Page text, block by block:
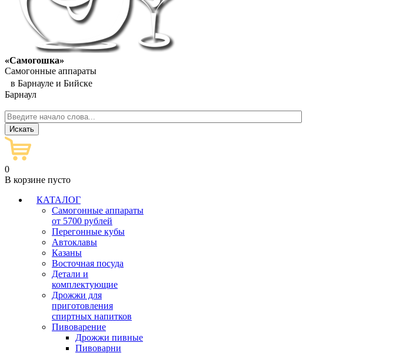
«Самогошка»
Самогонные аппараты
в Барнауле и Бийске
Барнаул
0
В корзине пусто
КАТАЛОГ
Самогонные аппараты
от 5700 рублей
Перегонные кубы
Автоклавы
Казаны
Восточная посуда
Детали и
комплектующие
Дрожжи для
приготовления
спиртных напитков
Пивоварение
Дрожжи пивные
Пивоварни